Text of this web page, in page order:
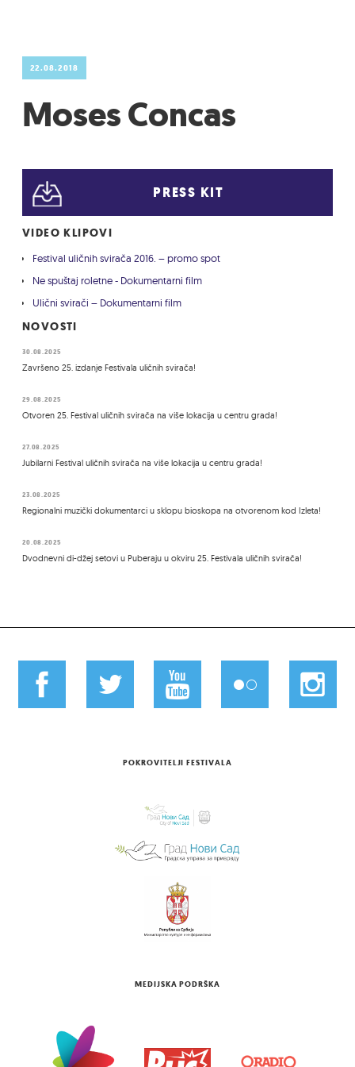
22.08.2018
Moses Concas
PRESS KIT
VIDEO KLIPOVI
Festival uličnih svirača 2016. – promo spot
Ne spuštaj roletne - Dokumentarni film
Ulični svirači – Dokumentarni film
NOVOSTI
30.08.2025
Završeno 25. izdanje Festivala uličnih svirača!
29.08.2025
Otvoren 25. Festival uličnih svirača na više lokacija u centru grada!
27.08.2025
Jubilarni Festival uličnih svirača na više lokacija u centru grada!
23.08.2025
Regionalni muzički dokumentarci u sklopu bioskopa na otvorenom kod Izleta!
20.08.2025
Dvodnevni di-džej setovi u Puberaju u okviru 25. Festivala uličnih svirača!
POKROVITELJI FESTIVALA
MEDIJSKA PODRŠKA